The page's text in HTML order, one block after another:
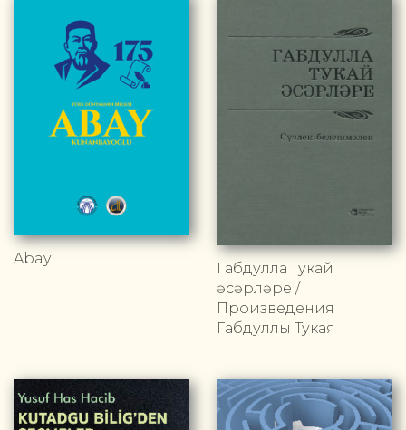
Abay
Габдулла Тукай
әсәрләре /
Произведения
Габдуллы Тукая